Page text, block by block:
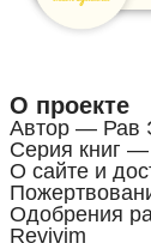
О проекте
Автор — Рав
Серия книг
О сайте и
Одобрения
Revivim